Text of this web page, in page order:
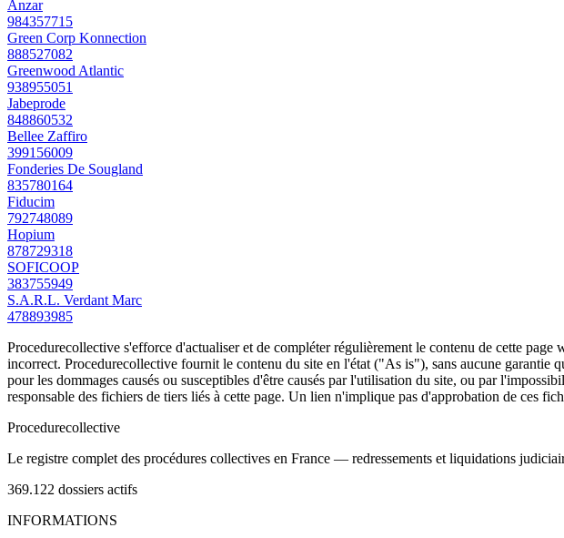
Anzar
984357715
Green Corp Konnection
888527082
Greenwood Atlantic
938955051
Jabeprode
848860532
Bellee Zaffiro
399156009
Fonderies De Sougland
835780164
Fiducim
792748089
Hopium
878729318
SOFICOOP
383755949
S.A.R.L. Verdant Marc
478893985
Procedurecollective s'efforce d'actualiser et de compléter régulièrement le contenu de cette
incorrect. Procedurecollective fournit le contenu du site en l'état ("As is"), sans aucune garantie
pour les dommages causés ou susceptibles d'être causés par l'utilisation du site, ou par
responsable des fichiers de tiers liés à cette page. Un lien n'implique pas d'approbation de ces
Procedurecollective
Le registre complet des procédures collectives en France — redressements et liquidations
369.122 dossiers actifs
INFORMATIONS